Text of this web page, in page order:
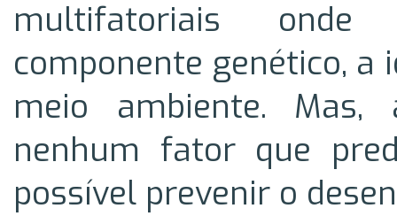
multifatoriais
componente genético, a
meio ambiente.
nenhum fator que
possível prevenir o